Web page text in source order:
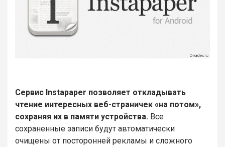
Сервис Instapaper позволяет откладывать
чтение интересных веб-страничек «на потом»,
сохраняя их в памяти устройства. Все
сохраненные записи будут автоматически
очищены от посторонней рекламы и сложного